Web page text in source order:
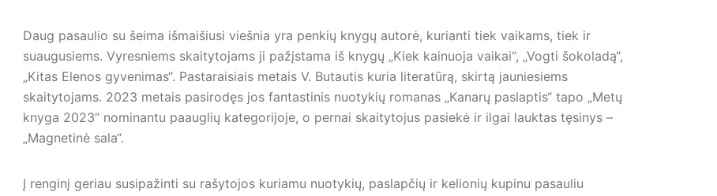
Daug pasaulio su šeima išmaišiusi viešnia yra penkių knygų autorė, kurianti tiek vaikams, tiek ir
suaugusiems. Vyresniems skai­tytojams ji pažįstama iš knygų „Kiek kainuoja vaikai“, „Vogti šokoladą“,
„Kitas Elenos gyvenimas“. Pastaraisiais metais V. Butautis kuria literatūrą, skirtą jauniesiems
skaitytojams. 2023 metais pasirodęs jos fantastinis nuotykių romanas „Kanarų paslaptis“ tapo „Metų
knyga 2023“ nominantu paauglių kategorijoje, o pernai skaitytojus pasiekė ir ilgai lauktas tęsinys –
„Magnetinė sala“.
Į renginį geriau susipažinti su rašytojos kuriamu nuotykių, paslapčių ir kelionių kupinu pasauliu